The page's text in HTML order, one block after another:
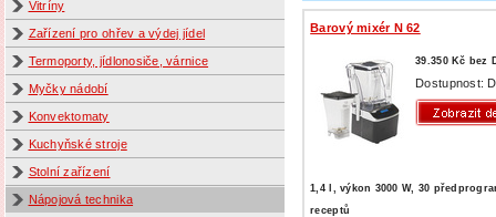
Vitríny
Zařízení pro ohřev a výdej jídel
Termoporty, jídlonosiče, várnice
Myčky nádobí
Konvektomaty
Kuchyňské stroje
Stolní zařízení
Nápojová technika
Barový mixér N 62
39.350 Kč bez
Dostupnost:
1,4 l, výkon 3000 W, 30
receptů